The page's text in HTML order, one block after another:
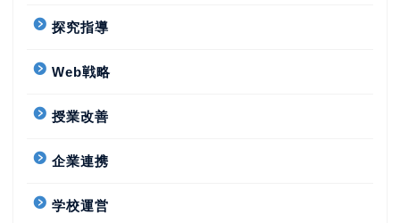
探究指導
Web戦略
授業改善
企業連携
学校運営